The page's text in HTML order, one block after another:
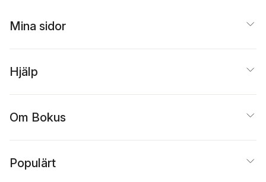
Mina sidor
Hjälp
Om Bokus
Populärt